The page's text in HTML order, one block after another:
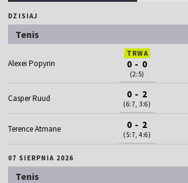
DZISIAJ
Tenis
Alexei Popyrin
TRWA
0 - 0
(2:5)
Casper Ruud 0 - 2
(6:7, 3:6)
Terence Atmane 0 - 2
(5:7, 4:6)
07 SIERPNIA 2026
Tenis